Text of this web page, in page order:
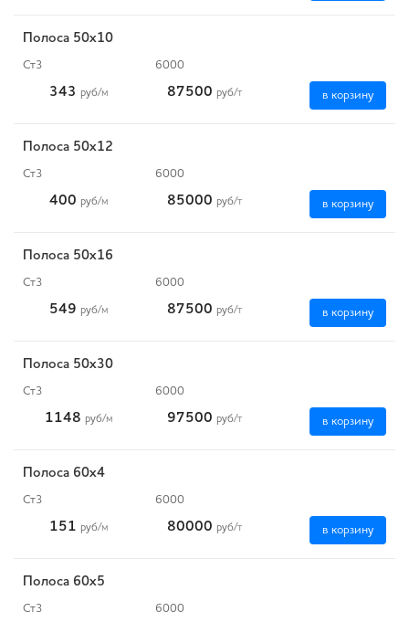
Полоса 50x10
Ст3 6000
343 руб/м 87500 руб/т в корзину
Полоса 50x12
Ст3 6000
400 руб/м 85000 руб/т в корзину
Полоса 50x16
Ст3 6000
549 руб/м 87500 руб/т в корзину
Полоса 50x30
Ст3 6000
1148 руб/м 97500 руб/т в корзину
Полоса 60x4
Ст3 6000
151 руб/м 80000 руб/т в корзину
Полоса 60x5
Ст3 6000